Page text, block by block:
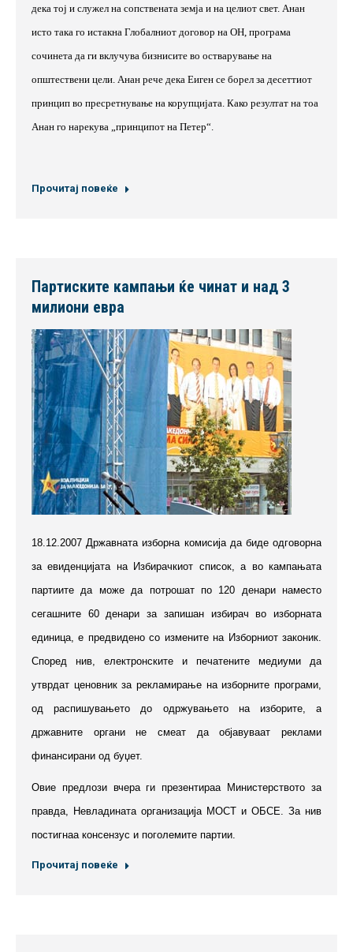
дека тој и служел на сопствената земја и на целиот свет. Анан
исто така го истакна Глобалниот договор на ОН, програма
сочинета да ги вклучува бизнисите во остварување на
општествени цели. Анан рече дека Еиген се борел за десеттиот
принцип во пресретнување на корупцијата. Како резултат на тоа
Анан го нарекува „принципот на Петер“.
Прочитај повеќе
Партиските кампањи ќе чинат и над 3
милиони евра
18.12.2007 Државната изборна комисија да биде одговорна
за евиденцијата на Избирачкиот список, а во кампањата
партиите да може да потрошат по 120 денари наместо
сегашните 60 денари за запишан избирач во изборната
единица, е предвидено со измените на Изборниот законик.
Според нив, електронските и печатените медиуми да
утврдат ценовник за рекламирање на изборните програми,
од распишувањето до одржувањето на изборите, а
државните органи не смеат да објавуваат реклами
финансирани од буџет.
Овие предлози вчера ги презентираа Министерството за
правда, Невладината организација МОСТ и ОБСЕ. За нив
постигнаа консензус и поголемите партии.
Прочитај повеќе